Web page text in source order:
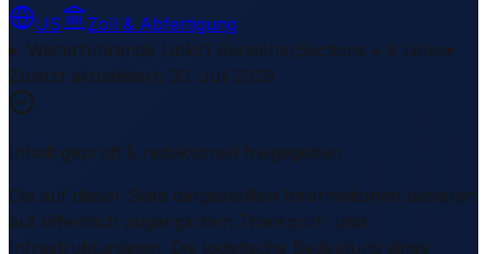
US
Zoll & Abfertigung
Weiterführende Links1 Bereiche/Sections • 8 Links▾
Zuletzt aktualisiert: 30. Juli 2026
Inhalt geprüft & redaktionell freigegeben
Die auf dieser Seite dargestellten Informationen basieren
auf öffentlich zugänglichen Transport- und
Infrastrukturdaten. Die logistische Bedeutung eines